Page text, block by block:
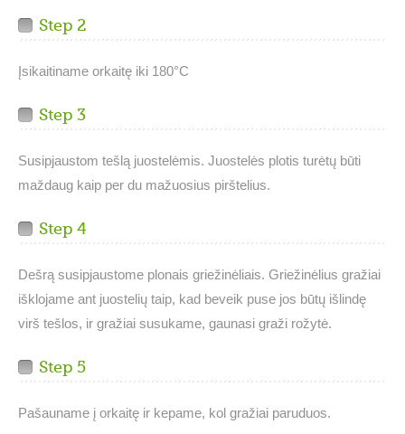
Step 2
Įsikaitiname orkaitę iki 180°C
Step 3
Susipjaustom tešlą juostelėmis. Juostelės plotis turėtų būti
maždaug kaip per du mažuosius pirštelius.
Step 4
Dešrą susipjaustome plonais griežinėliais. Griežinėlius gražiai
išklojame ant juostelių taip, kad beveik puse jos būtų išlindę
virš tešlos, ir gražiai susukame, gaunasi graži rožytė.
Step 5
Pašauname į orkaitę ir kepame, kol gražiai paruduos.